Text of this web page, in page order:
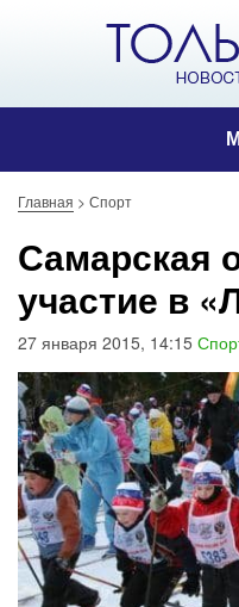
Главная > Спорт
Самарская
участие в
27 января 2015, 14:15